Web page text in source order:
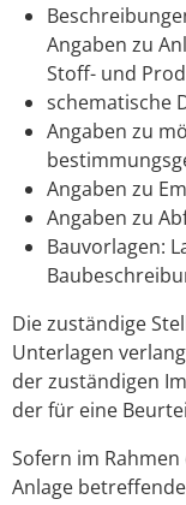
Angaben zu
Stoff- und
schematische
Angaben zu
Angaben zu
Angaben zu
Bauvorlagen:
Die zuständige
Unterlagen
der zuständigen
der für eine
Sofern im
Anlage